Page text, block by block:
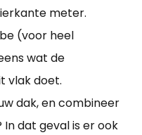
meter.
(voor heel
wat de
vlak doet.
dak, en combineer
dat geval is er ook